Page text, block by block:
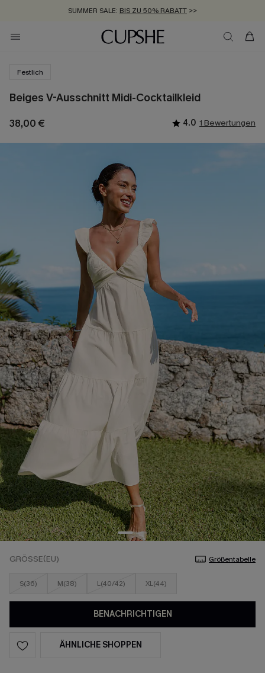
SUMMER SALE: BIS ZU 50% RABATT >>
ZUM NEWSLETTER:BIS ZU -20% EXTRA ERHALTEN
KOSTENLOSER VERSAND AB 89 €
Festlich
Beiges V-Ausschnitt Midi-Cocktailkleid
38,00 € 4.0 1 Bewertungen
GRÖSSE(EU) Größentabelle
S(36) M(38) L(40/42) XL(44)
BENACHRICHTIGEN
ÄHNLICHE SHOPPEN